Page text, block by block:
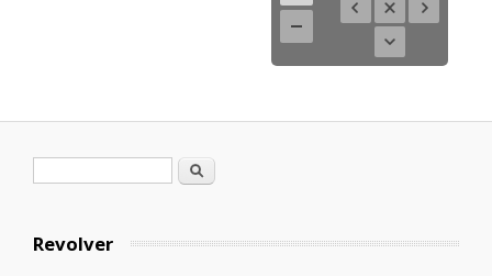
Formulario de búsqueda
Buscar
Revolver